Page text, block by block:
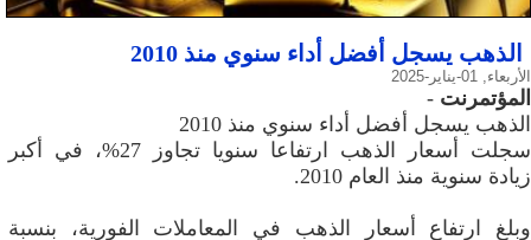
الذهب يسجل أفضل أداء سنوي منذ 2010
الأربعاء, 01-يناير-2025
المؤتمرنت -
الذهب يسجل أفضل أداء سنوي منذ 2010
سجلت أسعار الذهب ارتفاعا سنويا تجاوز 27%، في أكبر
زيادة سنوية منذ العام 2010.
وبلغ ارتفاع أسعار الذهب في المعاملات الفورية، بنسبة